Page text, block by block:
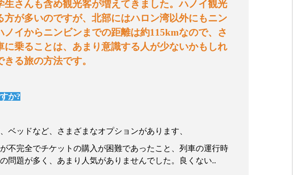
さんも含め観光客が増えてきました。ハノイ観光
が多いのですが、北部にはハロン湾以外にもニン
ノイからニンビンまでの距離は約115kmなので、さ
乗ることは、あまり意識する人が少ないかもしれ
る旅の方法です。
か?
ベッドなど、さまざまなオプションがあります、
不完全でチケットの購入が困難であったこと、列車の運行時
問題が多く、あまり人気がありませんでした。良くない..